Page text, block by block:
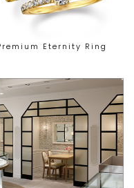
Eternity Ring